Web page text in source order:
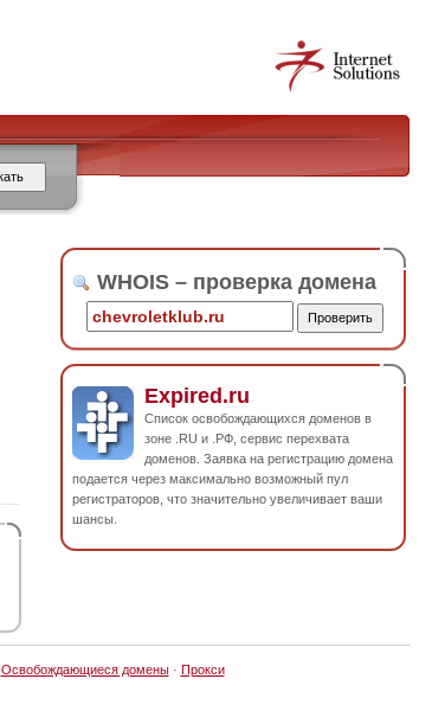
WHOIS – проверка домена
Expired.ru
Список освобождающихся доменов в
зоне .RU и .РФ, сервис перехвата
доменов. Заявка на регистрацию домена
подается через максимально возможный пул
регистраторов, что значительно увеличивает ваши
шансы.
Освобождающиеся домены· Прокси